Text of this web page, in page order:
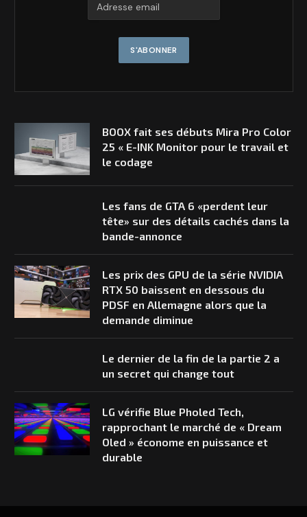
BOOX fait ses débuts Mira Pro Color
25 « E-INK Monitor pour le travail et
le codage
Les fans de GTA 6 «perdent leur
tête» sur des détails cachés dans la
bande-annonce
Les prix des GPU de la série NVIDIA
RTX 50 baissent en dessous du
PDSF en Allemagne alors que la
demande diminue
Le dernier de la fin de la partie 2 a
un secret qui change tout
LG vérifie Blue Pholed Tech,
rapprochant le marché de « Dream
Oled » économe en puissance et
durable